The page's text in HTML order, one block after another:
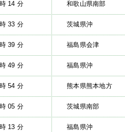
14 分 和歌山県南部
33 分 茨城県沖
39 分 福島県会津
49 分 福島県沖
54 分 熊本県熊本地方
05 分 茨城県南部
13 分 福島県沖